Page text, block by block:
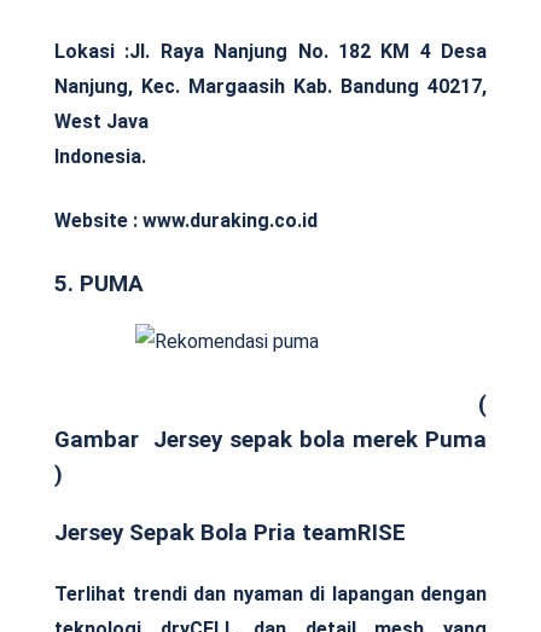
Lokasi :Jl. Raya Nanjung No. 182 KM 4 Desa
Nanjung, Kec. Margaasih Kab. Bandung 40217,
West Java
Indonesia.
Website : www.duraking.co.id
5. PUMA
(
Gambar Jersey sepak bola merek Puma
)
Jersey Sepak Bola Pria teamRISE
Terlihat trendi dan nyaman di lapangan dengan